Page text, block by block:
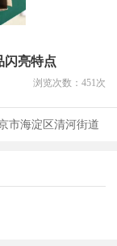
闪亮特点
浏览次数： 451 次
市海淀区清河街道